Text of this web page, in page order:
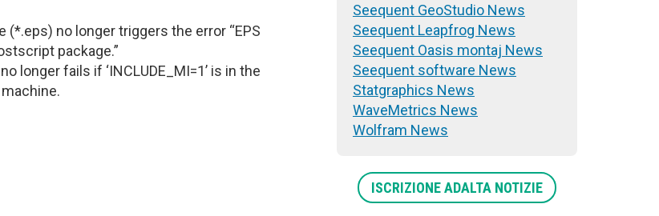
(*.eps) no longer triggers the error “EPS
package.”
longer fails if ‘INCLUDE_MI=1’ is in the
Seequent GeoStudio News
Seequent Leapfrog News
Seequent Oasis montaj News
Seequent software News
Statgraphics News
WaveMetrics News
Wolfram News
ISCRIZIONE ADALTA NOTIZIE